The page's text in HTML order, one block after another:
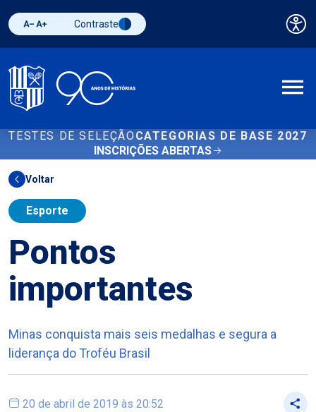
Diminuir fonte
Aumentar fonteAlternar contraste
Contraste
TESTES DE SELEÇÃO CATEGORIAS DE BASE 2027
INSCRIÇÕES ABERTAS
Voltar
Esporte
Pontos
importantes
Minas conquista mais seis medalhas e segura a
liderança do Troféu Brasil
20 de abril de 2019 às 20:52